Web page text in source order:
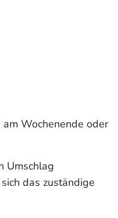
Wochenende oder
Umschlag
das zuständige